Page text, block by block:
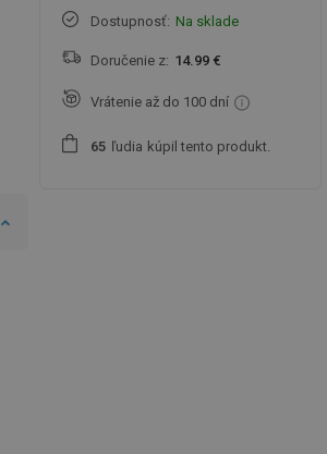
Dostupnosť: Na sklade
Doručenie z: 14.99 €
Vrátenie až do 100 dní
65 ľudia kúpil tento produkt.